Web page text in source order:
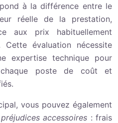
à la différence entre le
réelle de la prestation,
aux prix habituellement
évaluation nécessite
expertise technique pour
chaque poste de coût et
vous pouvez également
préjudices accessoires : frais